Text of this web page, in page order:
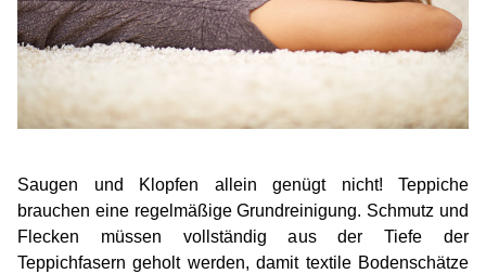
Saugen und Klopfen allein genügt nicht! Teppiche
brauchen eine regelmäßige Grundreinigung. Schmutz und
Flecken müssen vollständig aus der Tiefe der
Teppichfasern geholt werden, damit textile Bodenschätze